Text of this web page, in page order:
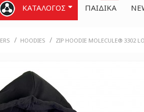
ΚΑΤΑΛΟΓΟΣ ΠΑΙΔΙΚΆ
/ HOODIES / ZIP HOODIE MOLECULE® 3302